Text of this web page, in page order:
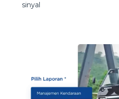
sinyal